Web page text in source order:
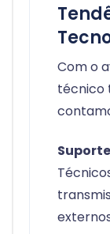
Com o
técnico